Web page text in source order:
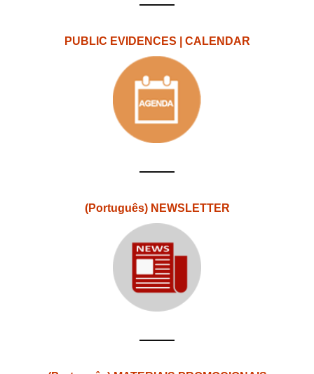
PUBLIC EVIDENCES | CALENDAR
(Português) NEWSLETTER